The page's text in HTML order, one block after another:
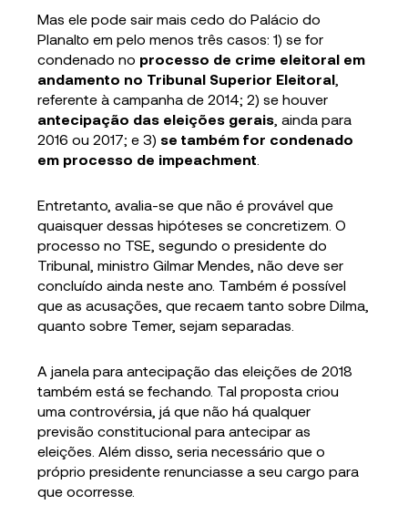
Mas ele pode sair mais cedo do Palácio do
Planalto em pelo menos três casos: 1) se for
condenado no processo de crime eleitoral em
andamento no Tribunal Superior Eleitoral
referente à campanha de 2014; 2) se houver
antecipação das eleições gerais , ainda para
2016 ou 2017; e 3) se também for condenado
em processo de impeachment
Entretanto, avalia-se que não é provável que
quaisquer dessas hipóteses se concretizem. O
processo no TSE, segundo o presidente do
Tribunal, ministro Gilmar Mendes, não deve ser
concluído ainda neste ano. Também é possível
que as acusações, que recaem tanto sobre Dilma,
quanto sobre Temer, sejam separadas.
A janela para antecipação das eleições de 2018
também está se fechando. Tal proposta criou
uma controvérsia, já que não há qualquer
previsão constitucional para antecipar as
eleições. Além disso, seria necessário que o
próprio presidente renunciasse a seu cargo para
que ocorresse.